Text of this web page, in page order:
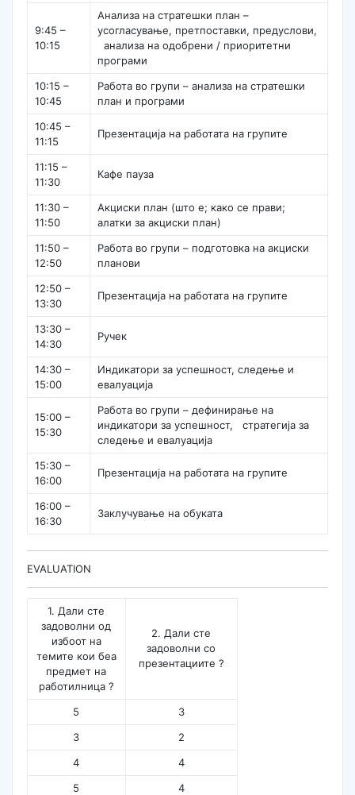
9:45 –
10:15
Анализа на стратешки план –
усогласување, претпоставки, предуслови,
анализа на одобрени / приоритетни
програми
10:15 –
10:45
Работа во групи – анализа на стратешки
план и програми
10:45 –
11:15
Презентација на работата на групите
11:15 –
11:30
Кафе пауза
11:30 –
11:50
Акциски план (што е; како се прави;
алатки за акциски план)
11:50 –
12:50
Работа во групи – подготовка на акциски
планови
12:50 –
13:30
Презентација на работата на групите
13:30 –
14:30
Ручек
14:30 –
15:00
Индикатори за успешност, следење и
евалуација
15:00 –
15:30
Работа во групи – дефинирање на
индикатори за успешност, стратегија за
следење и евалуација
15:30 –
16:00
Презентација на работата на групите
16:00 –
16:30
Заклучување на обуката
EVALUATION
1. Дали сте
задоволни од
избоот на
темите кои беа
предмет на
работилница ?
2. Дали сте
задоволни со
презентациите ?
5
3
3
2
4
4
5
4